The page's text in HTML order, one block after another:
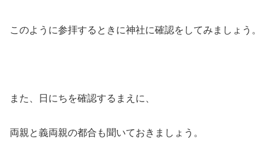
このように参拝するときに神社に確認をしてみましょう。
また、日にちを確認するまえに、
両親と義両親の都合も聞いておきましょう。